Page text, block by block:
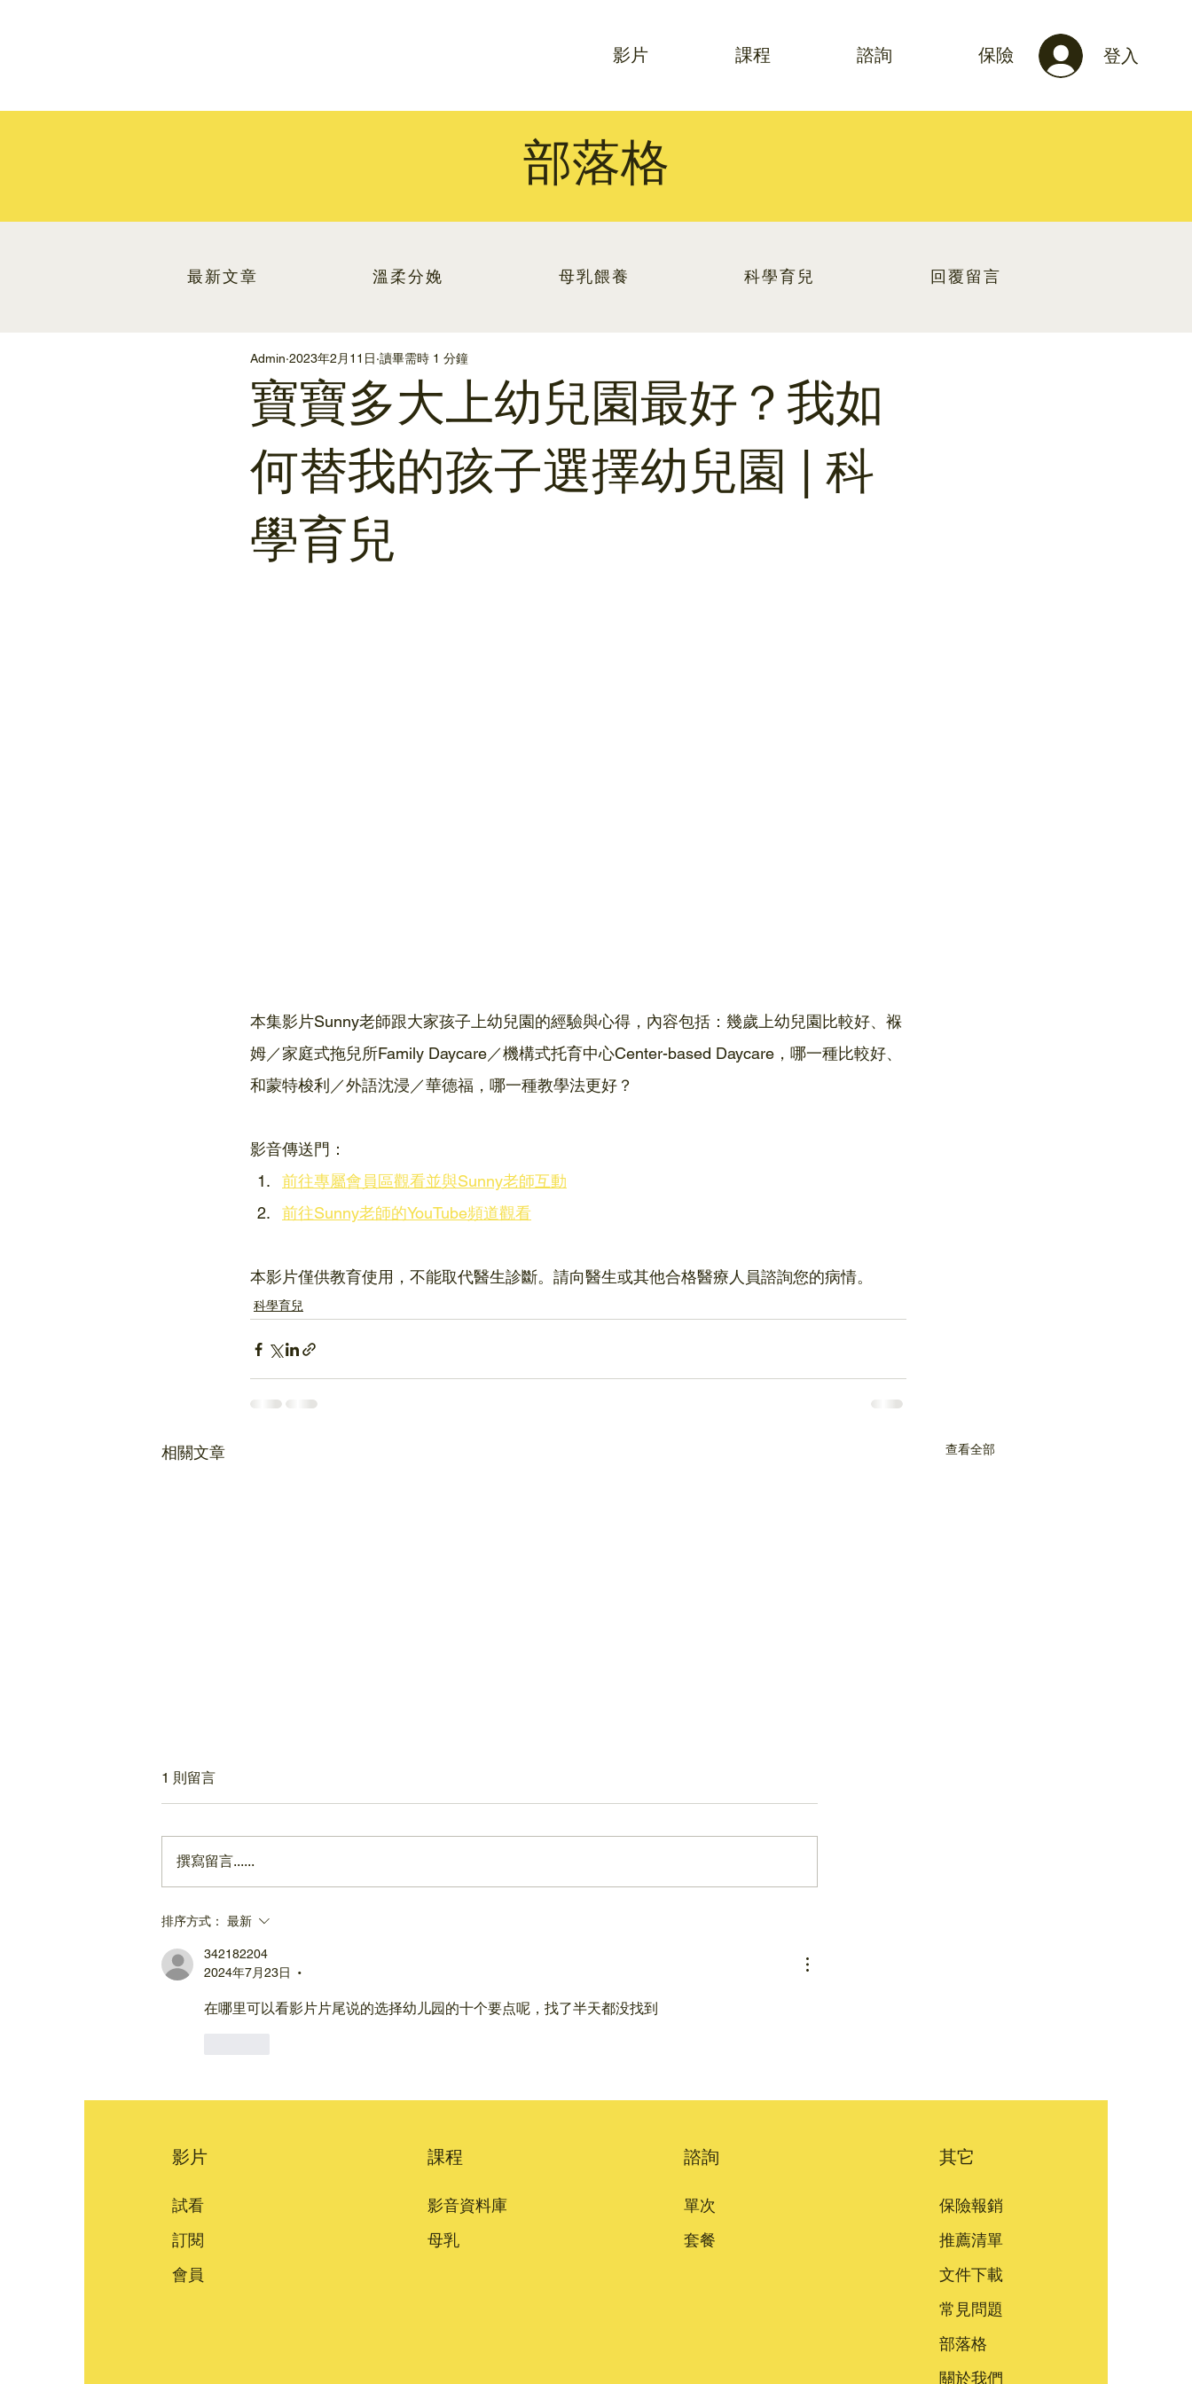
影片 課程 諮詢 保險 登入
部落格
最新文章 溫柔分娩 母乳餵養 科學育兒 回覆留言
寶寶多大上幼兒園最好？我如
何替我的孩子選擇幼兒園 | 科
學育兒
Admin 2023年2月11日 讀畢需時 1 分鐘
本集影片Sunny老師跟大家孩子上幼兒園的經驗與心得，內容包括：幾歲上幼兒園比較好、褓
姆／家庭式拖兒所Family Daycare／機構式托育中心Center-based Daycare，哪一種比較好、
和蒙特梭利／外語沈浸／華德福，哪一種教學法更好？
影音傳送門：
前往專屬會員區觀看並與Sunny老師互動
前往Sunny老師的YouTube頻道觀看
本影片僅供教育使用，不能取代醫生診斷。請向醫生或其他合格醫療人員諮詢您的病情。
科學育兒
相關文章 查看全部
明明愛寶寶但覺得帶娃很內耗
拍！如何增加契合度讓你越帶
越愛 | 科學育兒
科學育兒
1 則留言
撰寫留言......
排序方式： 最新
342182204
2024年7月23日
•
在哪里可以看影片片尾说的选择幼儿园的十个要点呢，找了半天都没找到
影片
試看
訂閱
會員
課程
影音資料庫
母乳
諮詢
單次
套餐
其它
保險報銷
推薦清單
文件下載
常見問題
部落格
關於我們